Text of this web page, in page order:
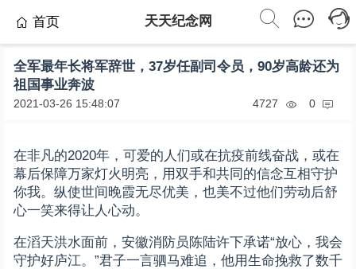
首页 天天纪念网
全军最年长将军辞世，37岁任副司令员，90岁高龄还为
祖国事业奔波
2021-03-26 15:48:07 4727 0
在非凡的2020年，可爱的人们或在抗疫前线奋战，或在
幕后保障万家灯火明亮，用双手和共同的信念互相守护
你我。纵使世间晚霞无尽优美，也美不过他们劳动后舒
心一笑来得让人心动。
在滔天洪水面前，安徽消防员陈陆许下承诺“放心，我会
守护好庐江。”君子一言驷马难追，他用生命挽救了数千